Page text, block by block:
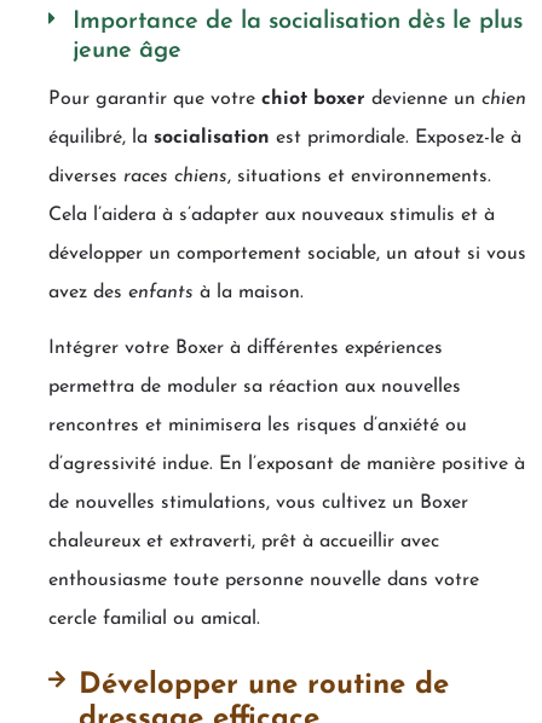
Importance de la socialisation dès le plus
jeune âge
Pour garantir que votre chiot boxer devienne un chien
équilibré, la socialisation est primordiale. Exposez-le à
diverses races chiens, situations et environnements.
Cela l’aidera à s’adapter aux nouveaux stimulis et à
développer un comportement sociable, un atout si vous
avez des enfants à la maison.
Intégrer votre Boxer à différentes expériences
permettra de moduler sa réaction aux nouvelles
rencontres et minimisera les risques d’anxiété ou
d’agressivité indue. En l’exposant de manière positive à
de nouvelles stimulations, vous cultivez un Boxer
chaleureux et extraverti, prêt à accueillir avec
enthousiasme toute personne nouvelle dans votre
cercle familial ou amical.
Développer une routine de